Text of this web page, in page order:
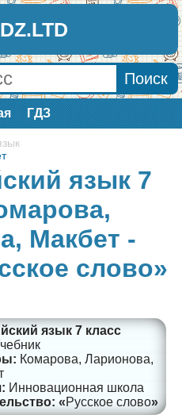
ГДЗ
язык 7
Макбет -
слово»
язык 7 класс
Комарова, Ларионова,
Инновационная школа
Русское слово